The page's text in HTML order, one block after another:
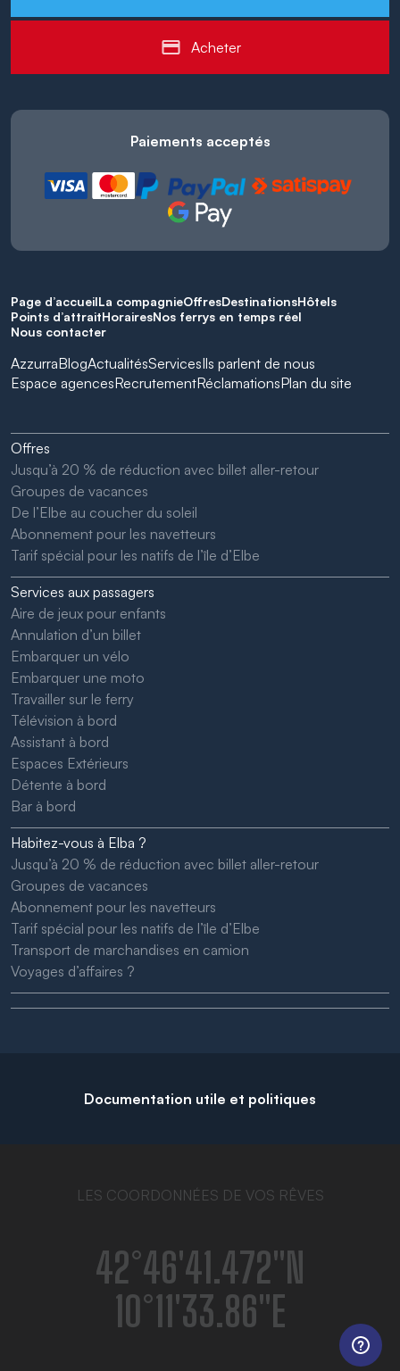
Acheter
Paiements acceptés
Page d’accueilLa compagnieOffresDestinationsHôtels
Points d’attraitHorairesNos ferrys en temps réel
Nous contacter
AzzurraBlogActualitésServicesIls parlent de nous
Espace agencesRecrutementRéclamationsPlan du site
Offres
Jusqu’à 20 % de réduction avec billet aller-retour
Groupes de vacances
De l’Elbe au coucher du soleil
Abonnement pour les navetteurs
Tarif spécial pour les natifs de l’île d’Elbe
Services aux passagers
Aire de jeux pour enfants
Annulation d’un billet
Embarquer un vélo
Embarquer une moto
Travailler sur le ferry
Télévision à bord
Assistant à bord
Espaces Extérieurs
Détente à bord
Bar à bord
Habitez-vous à Elba ?
Jusqu’à 20 % de réduction avec billet aller-retour
Groupes de vacances
Abonnement pour les navetteurs
Tarif spécial pour les natifs de l’île d’Elbe
Transport de marchandises en camion
Voyages d’affaires ?
Documentation utile et politiques
LES COORDONNÉES DE VOS RÊVES
42°46′41.472″N
10°11′33.86″E